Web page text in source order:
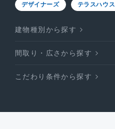
デザイナーズ テラスハウス
建物種別から探す
間取り・広さから探す
こだわり条件から探す